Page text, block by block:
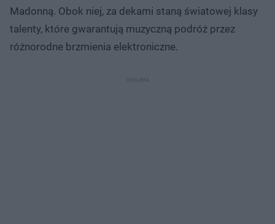
Madonną. Obok niej, za dekami staną światowej klasy
talenty, które gwarantują muzyczną podróż przez
różnorodne brzmienia elektroniczne.